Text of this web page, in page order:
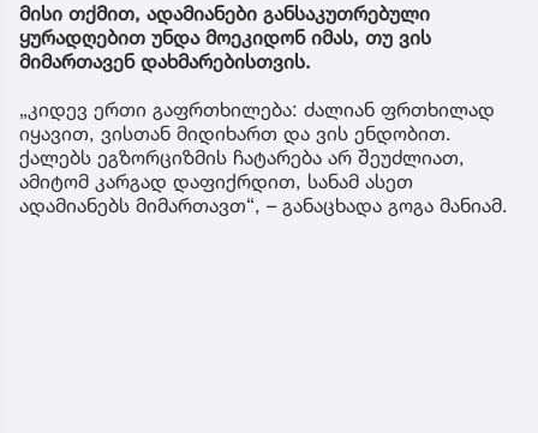
მისი თქმით, ადამიანები განსაკუთრებული
ყურადღებით უნდა მოეკიდონ იმას, თუ ვის
მიმართავენ დახმარებისთვის.
„კიდევ ერთი გაფრთხილება: ძალიან ფრთხილად
იყავით, ვისთან მიდიხართ და ვის ენდობით.
ქალებს ეგზორციზმის ჩატარება არ შეუძლიათ,
ამიტომ კარგად დაფიქრდით, სანამ ასეთ
ადამიანებს მიმართავთ“, – განაცხადა გოგა მანიამ.